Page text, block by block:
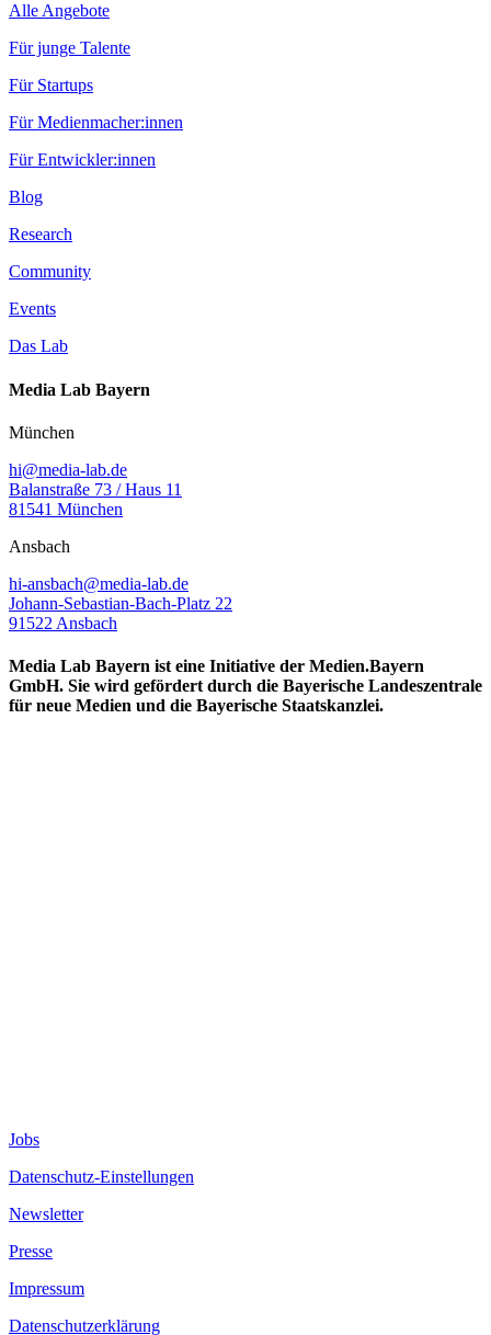
Alle Angebote
Für junge Talente
Für Startups
Für Medienmacher:innen
Für Entwickler:innen
Blog
Research
Community
Events
Das Lab
Media Lab Bayern
München
hi@media-lab.de
Balanstraße 73 / Haus 11
81541 München
Ansbach
hi-ansbach@media-lab.de
Johann-Sebastian-Bach-Platz 22
91522 Ansbach
Media Lab Bayern ist eine Initiative der Medien.Bayern
GmbH. Sie wird gefördert durch die Bayerische Landeszentrale
für neue Medien und die Bayerische Staatskanzlei.
Jobs
Datenschutz-Einstellungen
Newsletter
Presse
Impressum
Datenschutzerklärung